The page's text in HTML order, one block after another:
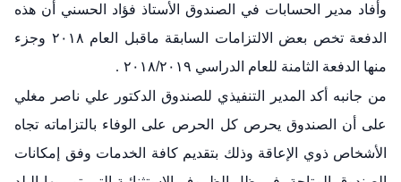
وأفاد مدير الحسابات في الصندوق الأستاذ فؤاد الحسني أن هذه
الدفعة تخص بعض الالتزامات السابقة ماقبل العام ٢٠١٨ وجزء
منها الدفعة الثامنة للعام الدراسي ٢٠١٨/٢٠١٩
.
من جانبه أكد المدير التنفيذي للصندوق الدكتور علي ناصر مغلي
على أن الصندوق يحرص كل الحرص على الوفاء بالتزاماته تجاه
الأشخاص ذوي الإعاقة وذلك بتقديم كافة الخدمات وفق إمكانات